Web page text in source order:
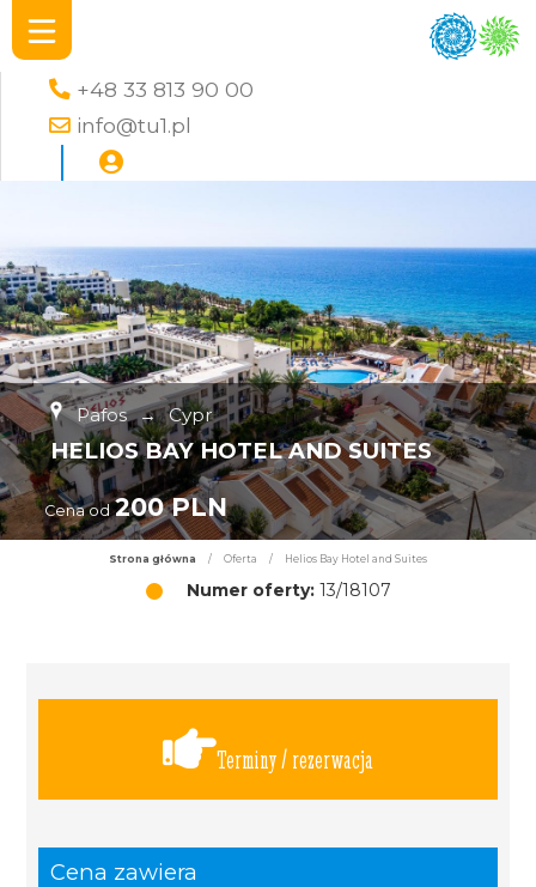
+48 33 813 90 00
info@tu1.pl
Pafos → Cypr
HELIOS BAY HOTEL AND SUITES
Cena od 200 PLN
Strona główna / Oferta / Helios Bay Hotel and Suites
Numer oferty:13/18107
Terminy / rezerwacja
Cena zawiera